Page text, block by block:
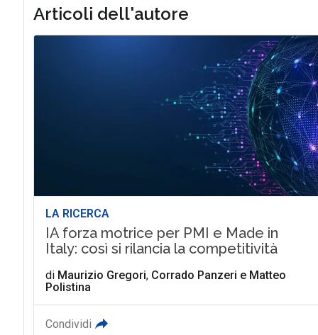
Articoli dell'autore
LA RICERCA
IA forza motrice per PMI e Made in
Italy: così si rilancia la competitività
di Maurizio Gregori, Corrado Panzeri e Matteo
Polistina
Condividi